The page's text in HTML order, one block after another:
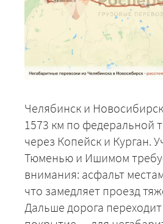
Челябинск и
1573 км по федеральной
через Копейск и Курган.
Тюменью и Ишимом
внимания: асфальт
что замедляет проезд
Дальше дорога